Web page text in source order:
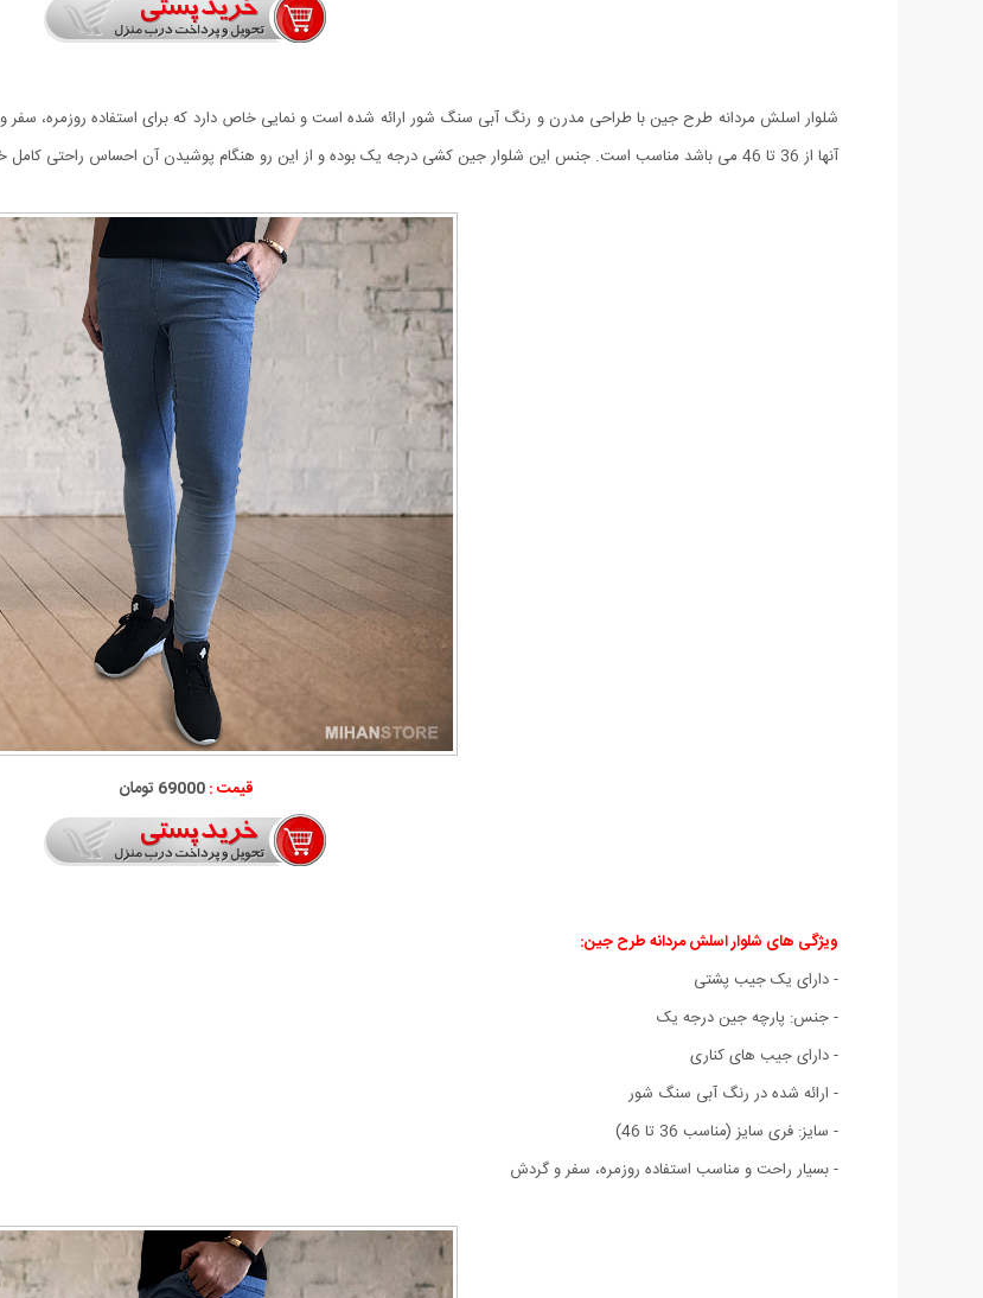
شلوار اسلش مردانه طرح جين با طراحی مدرن و رنگ آبی سنگ شور ارائه شده است و نمایی خاص دارد که برای استفاده روزمره، سفر
آنها از 36 تا 46 می باشد مناسب است. جنس این شلوار جین کشی درجه یک بوده و از این رو هنگام پوشیدن آن احساس راحتی کامل خواهید داشت. طراحی این شلوار به صورت اسلیم فیت (اندامی) می باشد.
قیمت :69000 تومان
ویژگی های شلوار اسلش مردانه طرح جين:
- دارای یک جیب پشتی
- جنس: پارچه جین درجه یک
- دارای جیب های کناری
- ارائه شده در رنگ آبی سنگ شور
- سایز: فری سایز (مناسب 36 تا 46)
- بسیار راحت و مناسب استفاده روزمره، سفر و گردش